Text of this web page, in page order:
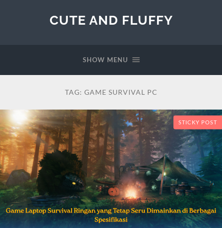
CUTE AND FLUFFY
SHOW MENU
TAG: GAME SURVIVAL PC
STICKY POST